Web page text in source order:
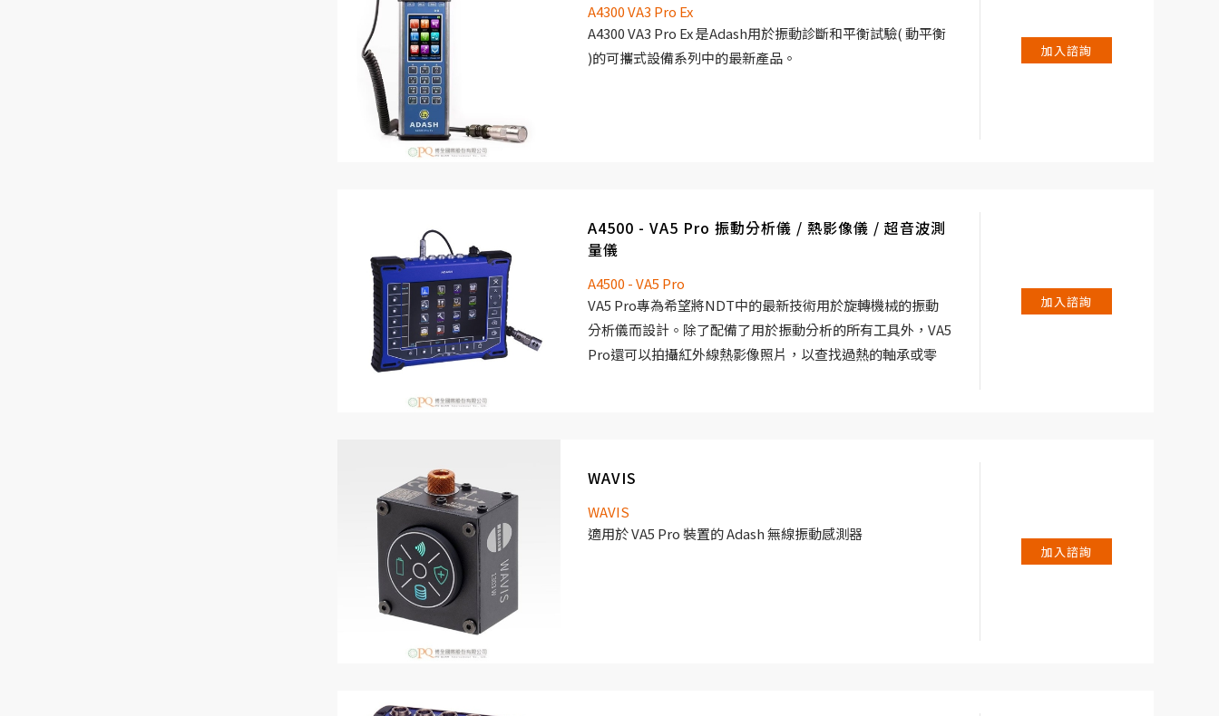
A4300 VA3 Pro Ex
A4300 VA3 Pro Ex 是Adash用於振動診斷和平衡試驗( 動平衡
)的可攜式設備系列中的最新產品。
A4300 VA3 Pro Ex是為單手操作而設計的。該裝置的重量僅為
760克，電池的工作時間超過6小時，適合於長距離的路徑測
量。A4300 VA3 Pro Ex 可根據您的要求通過選擇選購功能進
行配置：如分析器、路徑、平衡器( 動平衡 )、記錄器、啟動
分析或超音波。未來，選購功能也可以另外購買，並下載到
加入諮詢
A4500 - VA5 Pro 振動分析儀 / 熱影像儀 / 超音波測
量儀
A4500 - VA5 Pro
VA5 Pro專為希望將NDT中的最新技術用於旋轉機械的振動
分析儀而設計。除了配備了用於振動分析的所有工具外，VA5
Pro還可以拍攝紅外線熱影像照片，以查找過熱的軸承或零
加入諮詢
WAVIS
WAVIS
適用於 VA5 Pro 裝置的 Adash 無線振動感測器
加入諮詢